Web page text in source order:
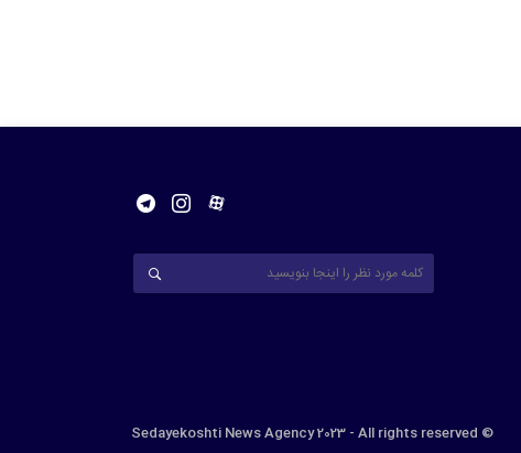
© Sedayekoshti News Agency 2023 - All rights reserved